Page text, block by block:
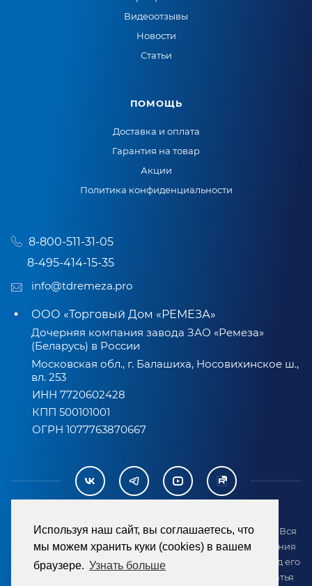
Используя наш сайт, вы соглашаетесь, что
мы можем хранить куки (cookies) в вашем
браузере. Узнать больше
Видеоотзывы
Новости
Статьи
ПОМОЩЬ
Доставка и оплата
Гарантия на товар
Акции
Политика конфиденциальности
8-800-511-31-05
8-495-414-15-35
info@tdremeza.pro
ООО «Торговый Дом «РЕМЕЗА»
Дочерняя компания завода ЗАО «Ремеза»
(Беларусь) в России
Московская обл., г. Балашиха, Носовихинское ш.,
вл. 253
ИНН 7720602428
КПП 500101001
ОГРН 1077763870667
2007-2026 © ООО «ТД «РЕМЕЗА». Все права защищены. Вся
информация на сайте размещена в целях предоставления
возможности покупателю ознакомиться с товаром перед его
приобретением и не является публичной офертой (статья